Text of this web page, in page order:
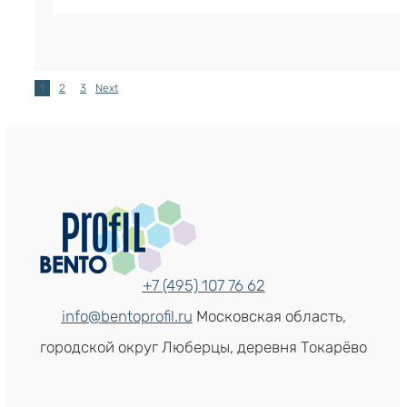
1 2 3 Next
+7 (495) 107 76 62
info@bentoprofil.ru Московская область,
городской округ Люберцы, деревня Токарёво